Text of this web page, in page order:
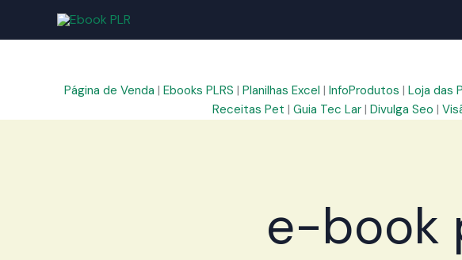
Página de Venda | Ebooks PLRS | Planilhas Excel | InfoProdutos | Loja das
Receitas Pet | Guia Tec Lar | Divulga Seo |
e-book